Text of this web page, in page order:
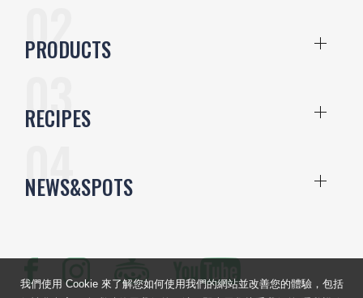
PRODUCTS
RECIPES
NEWS&SPOTS
我們使用 Cookie 來了解您如何使用我們的網站並改善您的體驗，包括